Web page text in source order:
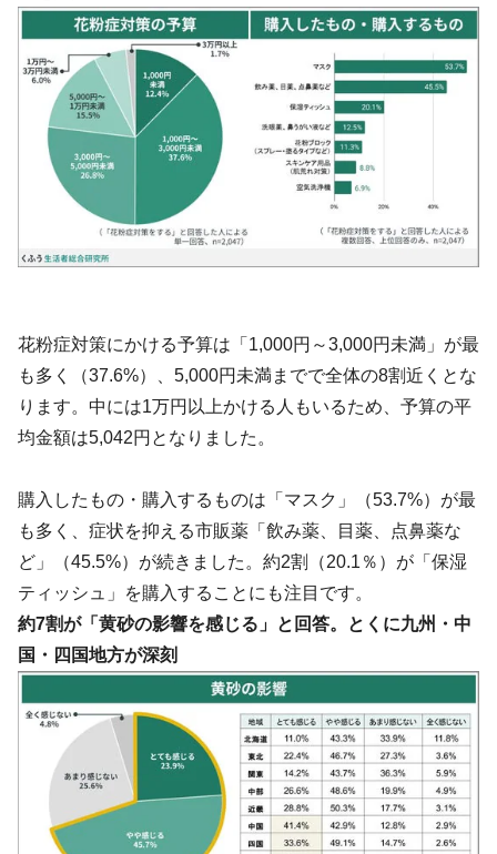
花粉症対策にかける予算は「1,000円～3,000円未満」が最
も多く（37.6%）、5,000円未満までで全体の8割近くとな
ります。中には1万円以上かける人もいるため、予算の平
均金額は5,042円となりました。
購入したもの・購入するものは「マスク」（53.7%）が最
も多く、症状を抑える市販薬「飲み薬、目薬、点鼻薬な
ど」（45.5%）が続きました。約2割（20.1％）が「保湿
ティッシュ」を購入することにも注目です。
約7割が「黄砂の影響を感じる」と回答。とくに九州・中
国・四国地方が深刻